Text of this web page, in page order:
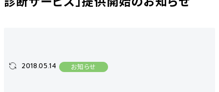
2018.05.14 お知らせ